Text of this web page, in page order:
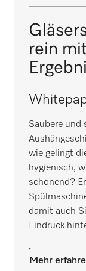
rein
Saubere und
wie gelingt
hygienisch,
schonend?
damit auch
Eindruck
Mehr